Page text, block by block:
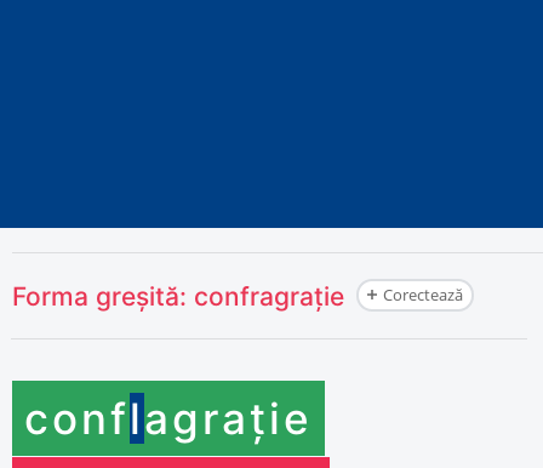
Forma greșită: confragrație Corectează
conflagrație